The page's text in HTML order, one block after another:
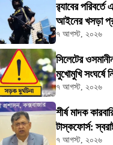
র‍্যাবের
আইনের খসড়া
৭ আগস্ট, ২০২৬
সিলেটের
মুখোমুখি সংঘর্ষে
৭ আগস্ট, ২০২৬
শীর্ষ মাদক
টাস্কফোর্স:
৭ আগস্ট, ২০২৬